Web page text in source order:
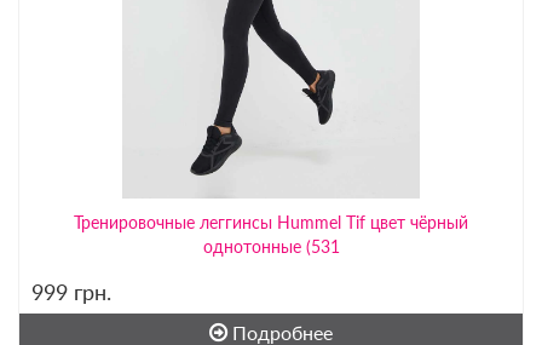
Тренировочные леггинсы Hummel Tif цвет чёрный
однотонные (531
999 грн.
Подробнее